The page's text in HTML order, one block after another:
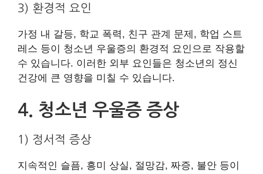
3) 환경적 요인
가정 내 갈등, 학교 폭력, 친구 관계 문제, 학업 스트
레스 등이 청소년 우울증의 환경적 요인으로 작용할
수 있습니다. 이러한 외부 요인들은 청소년의 정신
건강에 큰 영향을 미칠 수 있습니다.
4. 청소년 우울증 증상
1) 정서적 증상
지속적인 슬픔, 흥미 상실, 절망감, 짜증, 불안 등이